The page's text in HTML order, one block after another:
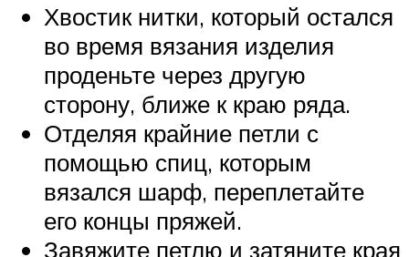
Хвостик нитки, который остался
во время вязания изделия
проденьте через другую
сторону, ближе к краю ряда.
Отделяя крайние петли с
помощью спиц, которым
вязался шарф, переплетайте
его концы пряжей.
Завяжите петлю и затяните края